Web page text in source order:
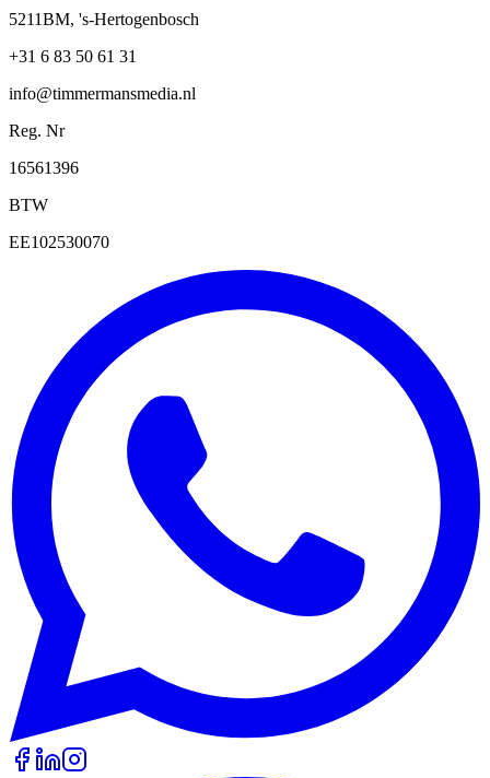
5211BM, 's-Hertogenbosch
+31 6 83 50 61 31
info@timmermansmedia.nl
Reg. Nr
16561396
BTW
EE102530070